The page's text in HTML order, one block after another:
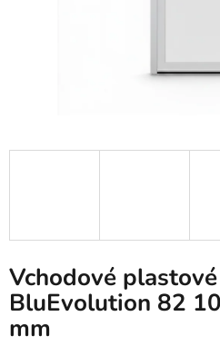
Vchodové
BluEvolution 82
mm